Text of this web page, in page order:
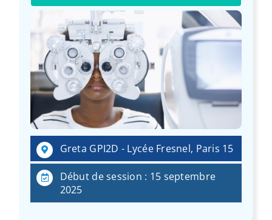
Actualités
Contact
Recherche
Greta GPI2D - Lycée Fresnel, Paris 15
Début de session : 15 septembre
2025